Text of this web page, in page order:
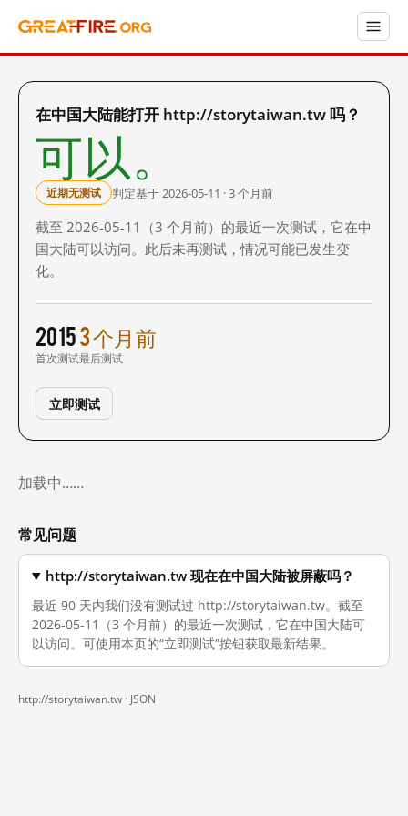
在中国大陆能打开 http://storytaiwan.tw 吗？
可以。
近期无测试 判定基于 2026-05-11 · 3 个月前
截至 2026-05-11（3 个月前）的最近一次测试，它在中
国大陆可以访问。此后未再测试，情况可能已发生变
化。
2015
首次测试
3 个月前
最后测试
立即测试
加载中……
常见问题
http://storytaiwan.tw 现在在中国大陆被屏蔽吗？
最近 90 天内我们没有测试过 http://storytaiwan.tw。截至
2026-05-11（3 个月前）的最近一次测试，它在中国大陆可
以访问。可使用本页的“立即测试”按钮获取最新结果。
http://storytaiwan.tw · JSON